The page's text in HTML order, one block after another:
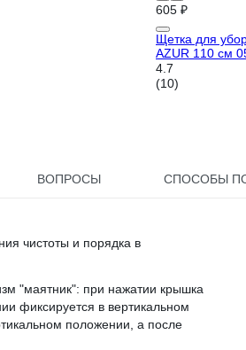
605 ₽
Щетка для
AZUR 110 см
4.7
(10)
ВОПРОСЫ СПОСОБЫ
чистоты и порядка в
"маятник": при нажатии крышка
фиксируется в вертикальном
положении, а после